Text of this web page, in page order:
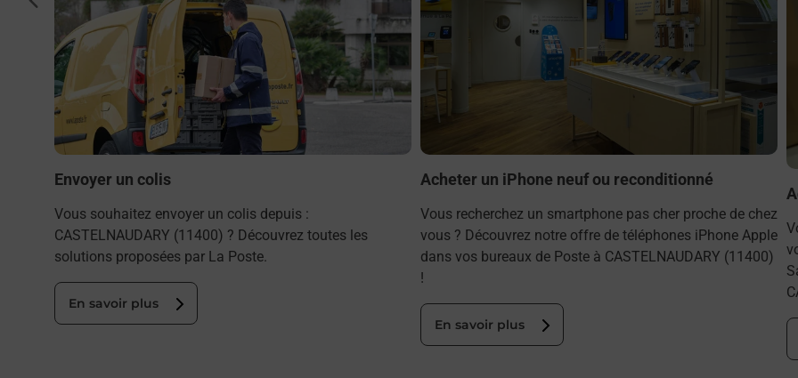
par
Envoyer un colis
Vous souhaitez envoyer un colis depuis :
CASTELNAUDARY (11400) ? Découvrez toutes les
solutions proposées par La Poste.
En savoir plus
Acheter un iPhone neuf ou reconditionné
Vous recherchez un smartphone pas cher proche de chez
vous ? Découvrez notre offre de téléphones iPhone Apple
dans vos bureaux de Poste à CASTELNAUDARY (11400)
!
En savoir plus